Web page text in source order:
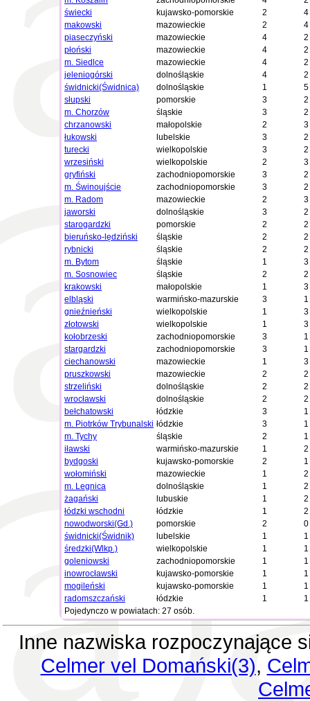
świecki
kujawsko-pomorskie 2
4
makowski
mazowieckie 2
4
piaseczyński
mazowieckie 4
2
płoński
mazowieckie 4
2
m. Siedlce
mazowieckie 4
2
jeleniogórski
dolnośląskie 4
2
świdnicki(Świdnica)
dolnośląskie 1
5
słupski
pomorskie 3
2
m. Chorzów
śląskie 3
2
chrzanowski
małopolskie 2
3
łukowski
lubelskie 3
2
turecki
wielkopolskie 3
2
wrzesiński
wielkopolskie 2
3
gryfiński
zachodniopomorskie 3
2
m. Świnoujście
zachodniopomorskie 3
2
m. Radom
mazowieckie 2
3
jaworski
dolnośląskie 3
2
starogardzki
pomorskie 2
2
bieruńsko-lędziński
śląskie 2
2
rybnicki
śląskie 2
2
m. Bytom
śląskie 1
3
m. Sosnowiec
śląskie 2
2
krakowski
małopolskie 1
3
elbląski
warmińsko-mazurskie 3
1
gnieźnieński
wielkopolskie 1
3
złotowski
wielkopolskie 1
3
kołobrzeski
zachodniopomorskie 3
1
stargardzki
zachodniopomorskie 3
1
ciechanowski
mazowieckie 1
3
pruszkowski
mazowieckie 2
2
strzeliński
dolnośląskie 2
2
wrocławski
dolnośląskie 2
2
bełchatowski
łódzkie 3
1
m. Piotrków Trybunalski łódzkie 3
1
m. Tychy
śląskie 2
1
iławski
warmińsko-mazurskie 1
2
bydgoski
kujawsko-pomorskie 2
1
wołomiński
mazowieckie 1
2
m. Legnica
dolnośląskie 1
2
żagański
lubuskie 1
2
łódzki wschodni
łódzkie 1
2
nowodworski(Gd.)
pomorskie 2
0
świdnicki(Świdnik)
lubelskie 1
1
średzki(Wlkp.)
wielkopolskie 1
1
goleniowski
zachodniopomorskie 1
1
inowrocławski
kujawsko-pomorskie 1
1
mogileński
kujawsko-pomorskie 1
1
radomszczański
łódzkie 1
1
Pojedynczo w powiatach: 27 osób.
Inne nazwiska rozpoczynające
Celmer vel Domański(3),